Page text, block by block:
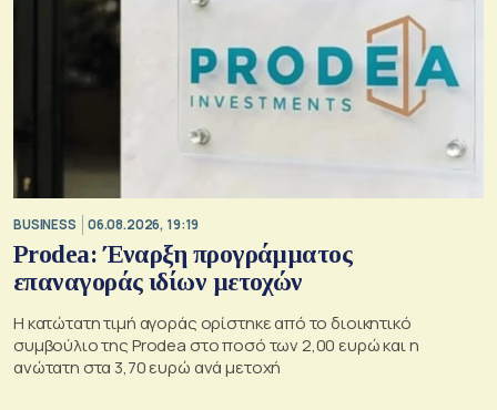
BUSINESS 06.08.2026, 19:19
Prodea: Έναρξη προγράμματος
επαναγοράς ιδίων μετοχών
Η κατώτατη τιμή αγοράς ορίστηκε από το διοικητικό
συμβούλιο της Prodea στο ποσό των 2,00 ευρώ και η
ανώτατη στα 3,70 ευρώ ανά μετοχή